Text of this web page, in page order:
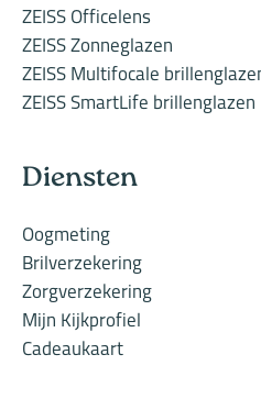
ZEISS Officelens
ZEISS Zonneglazen
ZEISS Multifocale
ZEISS SmartLife brillenglazen
Diensten
Oogmeting
Brilverzekering
Zorgverzekering
Mijn Kijkprofiel
Cadeaukaart